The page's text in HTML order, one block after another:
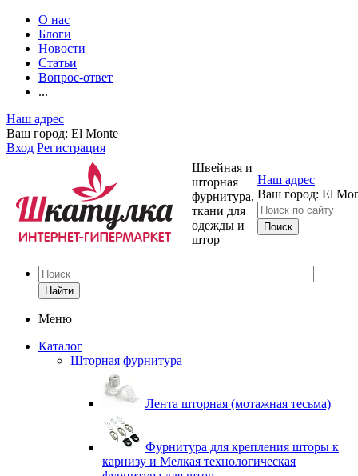
О нас
Блоги
Новости
Статьи
Вопрос-ответ
...
Наш адрес
Ваш город: El Monte
Вход Регистрация
Швейная и
шторная
фурнитура,
ткани для
одежды и
штор
Наш адрес
Ваш город: El
Найти
Меню
Каталог
Шторная фурнитура
Лента шторная (мотажная тесьма)
Фурнитура для крепления шторы к
карнизу и Мелкая технологическая